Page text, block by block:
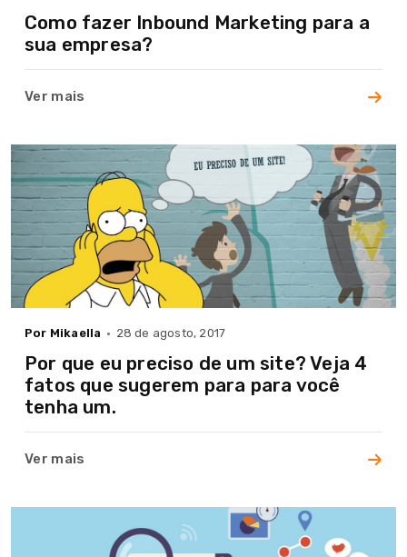
Contato
Como fazer Inbound Marketing para a
sua empresa?
Ver mais
Por Mikaella 28 de agosto, 2017
Por que eu preciso de um site? Veja 4
fatos que sugerem para para você
tenha um.
Ver mais